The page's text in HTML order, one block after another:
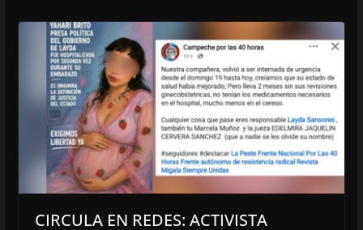
CIRCULA EN REDES: ACTIVISTA